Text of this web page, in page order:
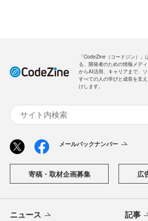
「CodeZine（コードジン）
る、開発者のための情報メデ
からAI活用、キャリアまで、
すべての人の学びと成長を支
けします。
メールバックナンバー
寄稿・取材企画募集 広
ニュース 記事